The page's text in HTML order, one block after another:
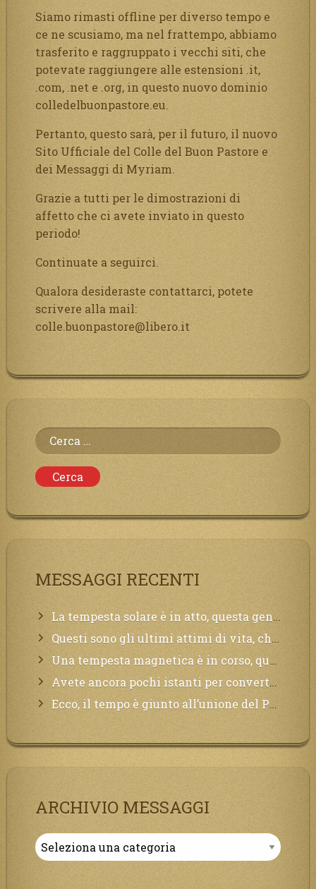
Siamo rimasti offline per diverso tempo e
ce ne scusiamo, ma nel frattempo, abbiamo
trasferito e raggruppato i vecchi siti, che
potevate raggiungere alle estensioni .it,
.com, .net e .org, in questo nuovo dominio
colledelbuonpastore.eu.
Pertanto, questo sarà, per il futuro, il nuovo
Sito Ufficiale del Colle del Buon Pastore e
dei Messaggi di Myriam.
Grazie a tutti per le dimostrazioni di
affetto che ci avete inviato in questo
periodo!
Continuate a seguirci.
Qualora desideraste contattarci, potete
scrivere alla mail:
colle.buonpastore@libero.it
Ricerca
per:
MESSAGGI RECENTI
La tempesta solare è in atto, questa generazione soffrirà molto, la Terra arderà, l’acqua sarà contaminata, il cibo non sarà più nelle vostre mense.
Questi sono gli ultimi attimi di vita, chi si vuole salvare Mi chiami in suo aiuto.
Una tempesta magnetica è in corso, questa generazione patirà. Il black out non tarderà ad arrivare e tutta la Terra sarà oscurata.
Avete ancora pochi istanti per convertirvi, non perdete tempo, la sciagura arriverà all’improvviso e per chi non si sarà preparato saranno dolori.
Ecco, il tempo è giunto all’unione del Padre con il figlio, non avete che da attendere pochissimo.
ARCHIVIO MESSAGGI
Archivio
Messaggi